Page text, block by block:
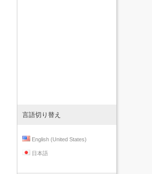
言語切り替え
English (United States)
日本語